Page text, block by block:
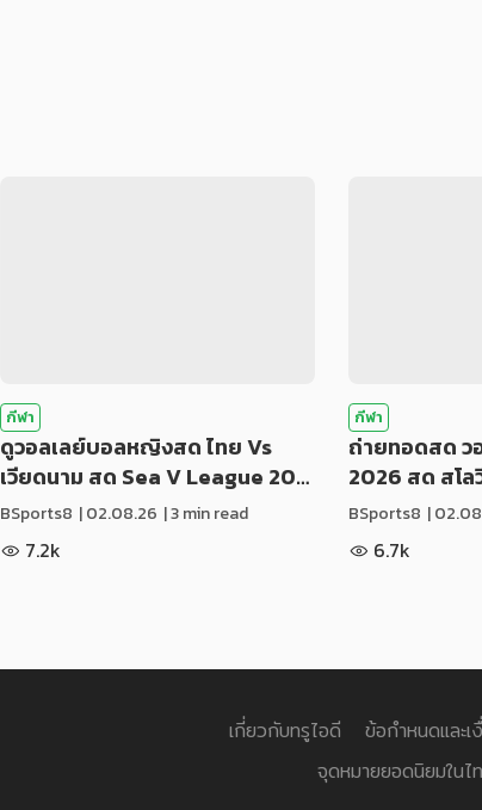
กีฬา
ดูวอลเลย์บอลหญิงสด ไทย Vs
เวียดนาม สด Sea V League 20…
BSports8 |02.08.26 | 3 min read
7.2k
กีฬา
ถ่ายทอดสด ว
2026 สด สโ
BSports8 |
6.7k
เกี่ยวกับทรูไอดี ข้อกำหนดและเ
จุดหมายยอดนิยมใน